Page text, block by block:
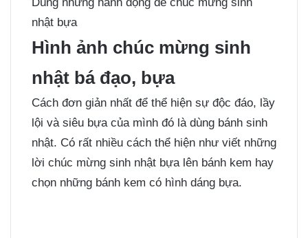
Dùng những hành động để chúc mừng sinh
nhật bựa
Hình ảnh chúc mừng sinh
nhật bá đạo, bựa
Cách đơn giản nhất để thể hiện sự độc đáo, lầy
lội và siêu bựa của mình đó là dùng bánh sinh
nhật. Có rất nhiều cách thể hiện như viết những
lời chúc mừng sinh nhật bựa lên bánh kem hay
chọn những bánh kem có hình dáng bựa.